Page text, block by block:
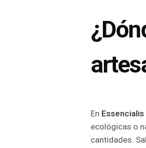
En Essencialis
ecológicas o
cantidades.